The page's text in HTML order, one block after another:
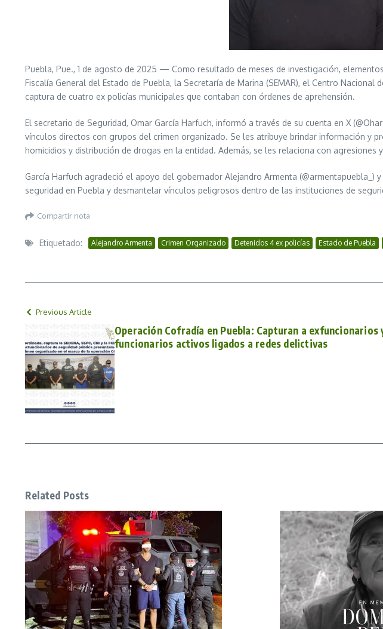
Puebla, Pue., 1 de agosto de 2025 — Como resultado de meses de investigación,
Fiscalía General del Estado de Puebla, la Secretaría de Marina (SEMAR), el Centro
captura de cuatro ex policías municipales que contaban con órdenes de aprehensión.
El secretario de Seguridad, Omar García Harfuch, informó a través de su cuenta en X
vínculos directos con grupos del crimen organizado. Se les atribuye brindar información y
homicidios y distribución de drogas en la entidad. Además, se les relaciona con agresiones
García Harfuch agradeció el apoyo del gobernador Alejandro Armenta
seguridad en Puebla y desmantelar vínculos peligrosos dentro de las instituciones de
Compartir nota
Etiquetado: Alejandro Armenta Crimen Organizado Detenidos 4 ex policías Estado de Puebla
Previous Article
Operación Cofradía en Puebla: Capturan a exfuncionarios
funcionarios activos ligados a redes delictivas
Related Posts